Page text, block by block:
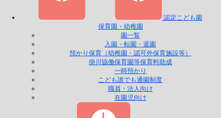
認定こども園
保育園・幼稚園
園一覧
入園・転園・退園
預かり保育（幼稚園・認可外保育施設等）
掛川協働保育園等保育料助成
一時預かり
こども誰でも通園制度
職員・法人向け
在園児向け